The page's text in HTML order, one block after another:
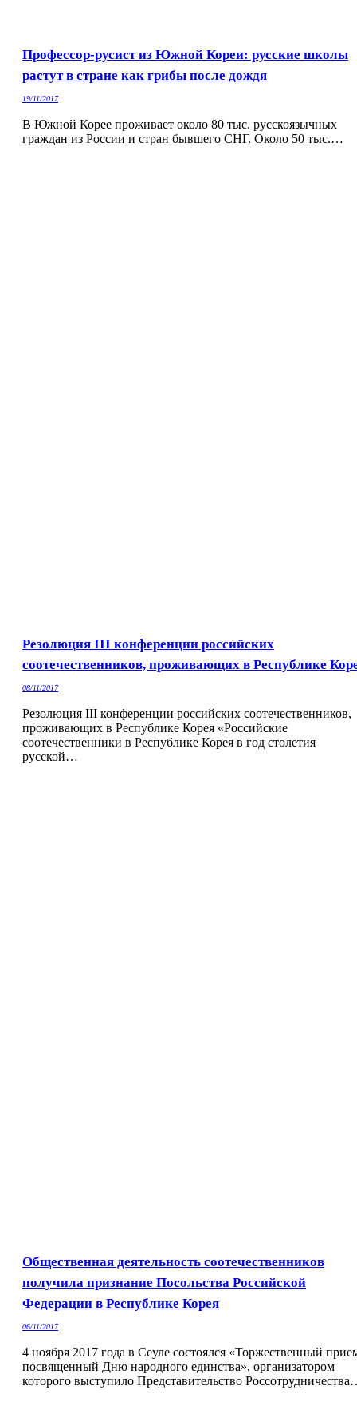
Профессор-русист из Южной Кореи: русские школы
растут в стране как грибы после дождя
19/11/2017
В Южной Корее проживает около 80 тыс. русскоязычных
граждан из России и стран бывшего СНГ. Около 50 тыс.…
Резолюция III конференции российских
соотечественников, проживающих в Республике
08/11/2017
Резолюция III конференции российских соотечественников,
проживающих в Республике Корея «Российские
соотечественники в Республике Корея в год столетия
русской…
Общественная деятельность соотечественников
получила признание Посольства Российской
Федерации в Республике Корея
06/11/2017
4 ноября 2017 года в Сеуле состоялся «Торжественный
посвященный Дню народного единства», организатором
которого выступило Представительство